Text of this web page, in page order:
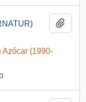
Azócar (1990-